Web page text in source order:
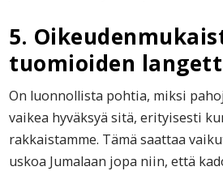
5.
tuomioiden
On luonnollista pohtia, miksi
vaikea hyväksyä sitä, erityisesti
rakkaistamme. Tämä saattaa
uskoa Jumalaan jopa niin, että